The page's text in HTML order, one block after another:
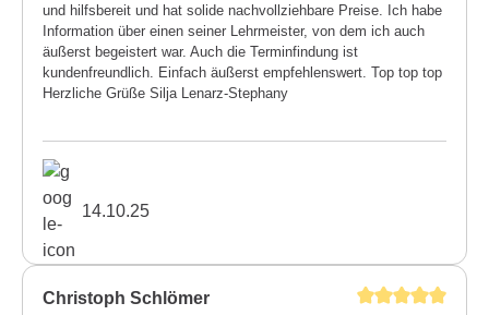
und hilfsbereit und hat solide nachvollziehbare Preise. Ich habe
Information über einen seiner Lehrmeister, von dem ich auch
äußerst begeistert war. Auch die Terminfindung ist
kundenfreundlich. Einfach äußerst empfehlenswert. Top top top
Herzliche Grüße Silja Lenarz-Stephany
14.10.25
Christoph Schlömer